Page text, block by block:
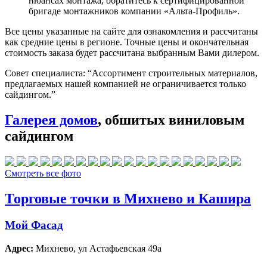
бригаде монтажников компании «Альта-Профиль».
Все цены указанные на сайте для ознакомления и рассчитаны
как средние цены в регионе. Точные цены и окончательная
стоимость заказа будет рассчитана выбранным Вами дилером.
Совет специалиста: “Ассортимент строительных материалов,
предлагаемых нашей компанией не ограничивается только
сайдингом.”
Галерея домов, обшитых виниловым
сайдингом
Смотреть все фото
Торговые точки в Михнево и Кашира
Мой Фасад
Адрес: Михнево, ул Астафьевская 49а